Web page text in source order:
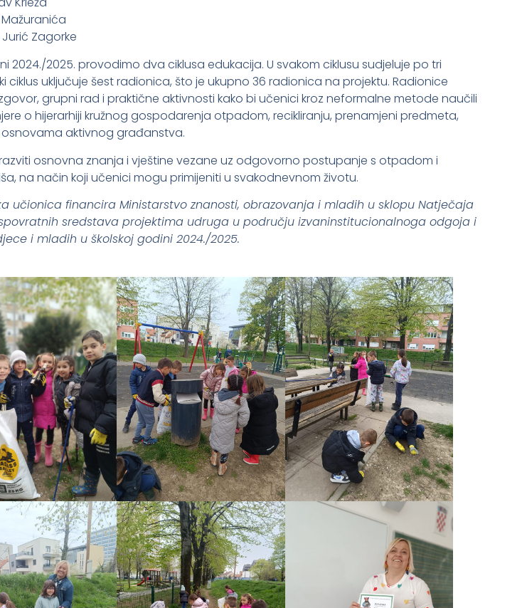
Jurić Zagorke
2024./2025. provodimo dva ciklusa edukacija. U svakom ciklusu sudjeluje po tri
ciklus uključuje šest radionica, što je ukupno 36 radionica na projektu. Radionice
grupni rad i praktične aktivnosti kako bi učenici kroz neformalne metode naučili
o hijerarhiji kružnog gospodarenja otpadom, recikliranju, prenamjeni predmeta,
osnovama aktivnog građanstva.
osnovna znanja i vještine vezane uz odgovorno postupanje s otpadom i
na način koji učenici mogu primijeniti u svakodnevnom životu.
učionica financira Ministarstvo znanosti, obrazovanja i mladih u sklopu Natječaja
sredstava projektima udruga u području izvaninstitucionalnoga odgoja i
i mladih u školskoj godini 2024./2025.